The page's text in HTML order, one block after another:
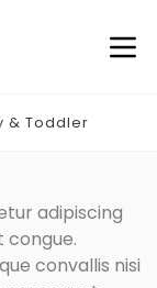
& Toddler
adipiscing
congue.
convallis nisi